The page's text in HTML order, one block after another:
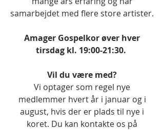
samarbejdet med flere store artister.
Amager Gospelkor øver hver
tirsdag kl. 19:00-21:30.
Vil du være med?
Vi optager som regel nye
medlemmer hvert år i januar og i
august, hvis der er plads til nye i
koret. Du kan kontakte os på